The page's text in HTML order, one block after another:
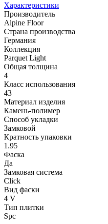
Характеристики
Производитель
Alpine Floor
Страна производства
Германия
Коллекция
Parquet Light
Общая толщина
4
Класс использования
43
Материал изделия
Камень-полимер
Способ укладки
Замковой
Кратность упаковки
1.95
Фаска
Да
Замковая система
Click
Вид фаски
4 V
Тип плитки
Spc